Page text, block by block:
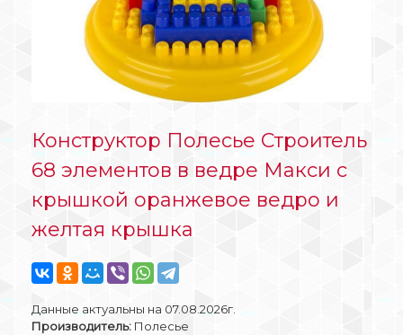
Конструктор Полесье Строитель
68 элементов в ведре Макси с
крышкой оранжевое ведро и
желтая крышка
Данные актуальны на 07.08.2026г.
Производитель: Полесье